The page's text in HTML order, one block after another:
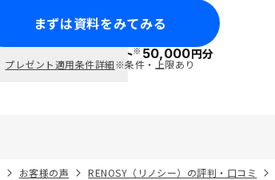
まずは資料をみてみる
面談で ポイント※50,000円分
プレゼント適用条件詳細※条件・上限あり
お客様の声 RENOSY（リノシー）の評判・口コミ